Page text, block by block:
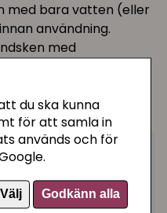
du ska kunna
för att samla in
används och för
Välj Godkänn alla
med bara vatten (eller
användning.
med
på tork.
+